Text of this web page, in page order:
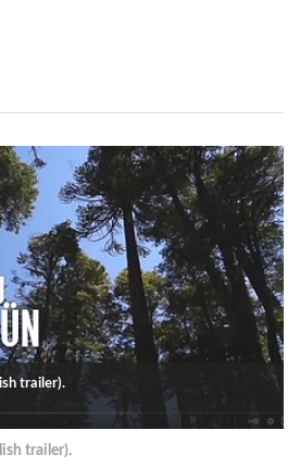
trailer).
trailer).